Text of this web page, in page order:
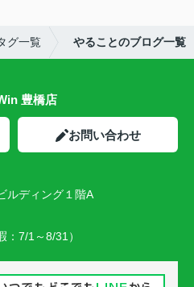
グ一覧 やることのブログ一覧
豊橋店
お問い合わせ
ルディング１階A
：7/1～8/31）